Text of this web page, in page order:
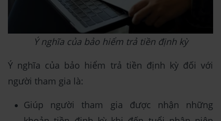
Ý nghĩa của bảo hiểm trả tiền định kỳ
Ý nghĩa của bảo hiểm trả tiền định kỳ đối với
người tham gia là:
Giúp người tham gia được nhận những